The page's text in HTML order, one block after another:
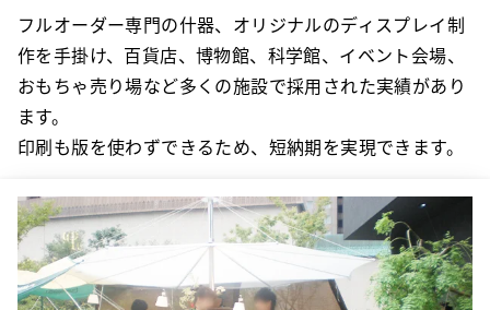
フルオーダー専門の什器、オリジナルのディスプレイ制
作を手掛け、百貨店、博物館、科学館、イベント会場、
おもちゃ売り場など多くの施設で採用された実績があり
ます。
印刷も版を使わずできるため、短納期を実現できます。